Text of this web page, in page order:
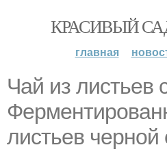
КРАСИВЫЙ
главная
Чай из листьев
листьев